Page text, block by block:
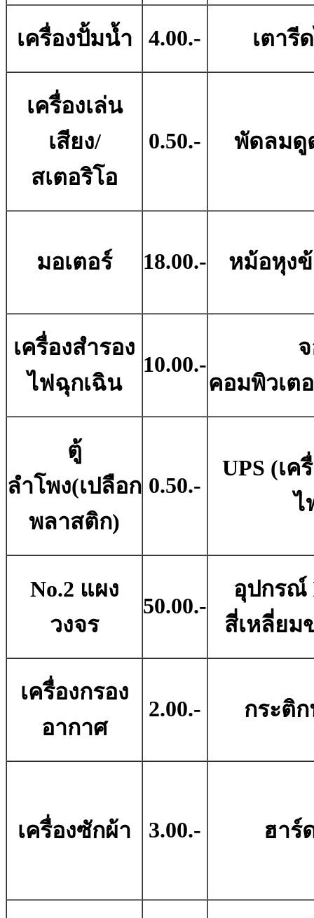
เครื่องปั้มน้ำ 4.00.- เตารี
เครื่องเล่น
เสียง/
สเตอริโอ
0.50.- พัดลมดู
มอเตอร์ 18.00.- หม้อหุง
เครื่องสำรอง
ไฟฉุกเฉิน
10.00.-
คอมพิวเต
ตู้
ลำโพง(เปลือก
พลาสติก)
0.50.-
UPS (เค
ไ
No.2 แผง
วงจร
50.00.-
อุปกรณ์
สี่เหลี่ยม
เครื่องกรอง
อากาศ
2.00.- กระติ
เครื่องซักผ้า 3.00.- ฮาร์